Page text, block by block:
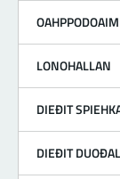
LONOHALLAN
DIEĐIT
DIEĐIT